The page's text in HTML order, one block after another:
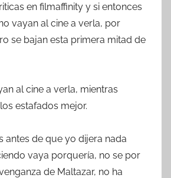
en filmaffinity y si entonces
vayan al cine a verla, por
se bajan esta primera mitad de
al cine a verla, mientras
estafados mejor.
antes de que yo dijera nada
vaya porquería, no se por
de Maltazar, no ha